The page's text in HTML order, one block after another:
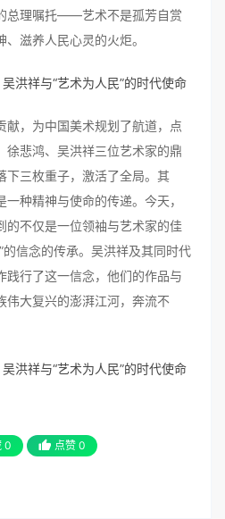
总理嘱托――艺术不是孤芳自赏
滋养人民心灵的火炬。
献，为中国美术规划了航道，点
徐悲鸿、吴洪祥三位艺术家的鼎
下三枚重子，激活了全局。其
种精神与使命的传递。今天，
的不仅是一位领袖与艺术家的佳
的信念的传承。吴洪祥及其同时代
践行了这一信念，他们的作品与
伟大复兴的澎湃江河，奔流不
0 点赞 0